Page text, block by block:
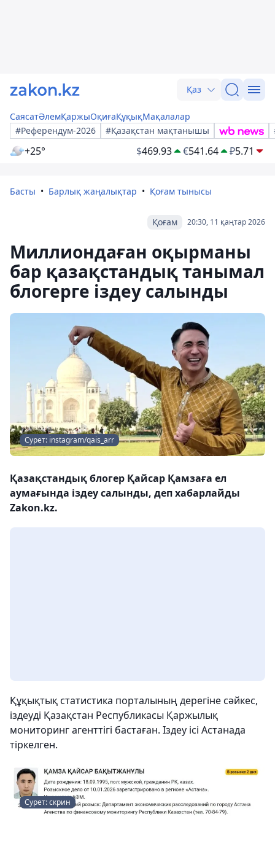
Қаз
СаясатӘлемҚаржыОқиғаҚұқықМақалалар
#Референдум-2026
#Қазақстан мақтанышы
+25° $469.93 €541.64 ₽5.71
Басты Барлық жаңалықтар Қоғам тынысы
20:30, 11 қаңтар 2026
Қоғам
Миллиондаған оқырманы
бар қазақстандық танымал
блогерге іздеу салынды
Сурет: instagram/qais_arr
Қазақстандық блогер Қайсар Қамзаға ел
аумағында іздеу салынды, деп хабарлайды
Zakon.kz.
Құқықтық статистика порталының дерегіне сәйкес,
іздеуді Қазақстан Республикасы Қаржылық
мониторинг агенттігі бастаған. Іздеу ісі Астанада
тіркелген.
Сурет: скрин